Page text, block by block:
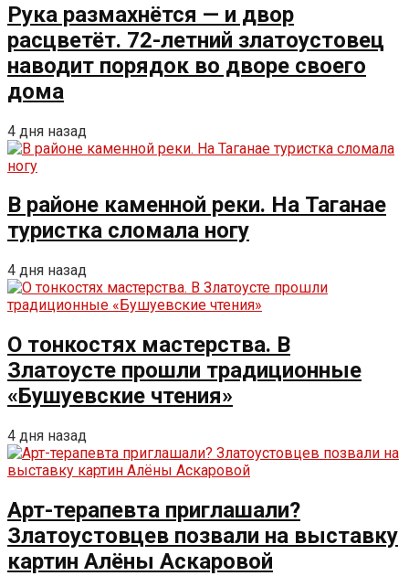
Рука размахнётся — и двор
расцветёт. 72-летний златоустовец
наводит порядок во дворе своего
дома
4 дня назад
В районе каменной реки. На Таганае
туристка сломала ногу
4 дня назад
О тонкостях мастерства. В
Златоусте прошли традиционные
«Бушуевские чтения»
4 дня назад
Арт-терапевта приглашали?
Златоустовцев позвали на выставку
картин Алёны Аскаровой